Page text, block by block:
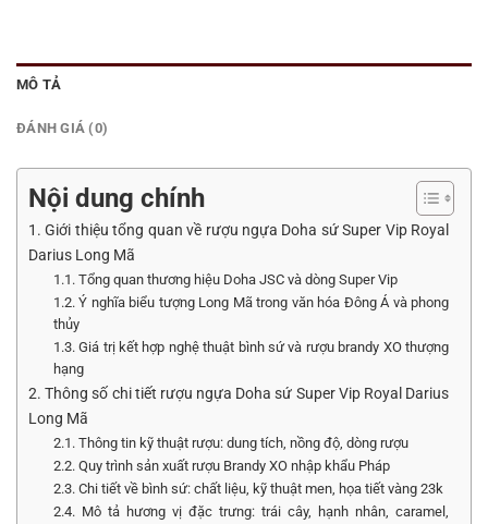
MÔ TẢ
ĐÁNH GIÁ (0)
Nội dung chính
1. Giới thiệu tổng quan về rượu ngựa Doha sứ Super Vip Royal
Darius Long Mã
1.1. Tổng quan thương hiệu Doha JSC và dòng Super Vip
1.2. Ý nghĩa biểu tượng Long Mã trong văn hóa Đông Á và phong
thủy
1.3. Giá trị kết hợp nghệ thuật bình sứ và rượu brandy XO thượng
hạng
2. Thông số chi tiết rượu ngựa Doha sứ Super Vip Royal Darius
Long Mã
2.1. Thông tin kỹ thuật rượu: dung tích, nồng độ, dòng rượu
2.2. Quy trình sản xuất rượu Brandy XO nhập khẩu Pháp
2.3. Chi tiết về bình sứ: chất liệu, kỹ thuật men, họa tiết vàng 23k
2.4. Mô tả hương vị đặc trưng: trái cây, hạnh nhân, caramel,